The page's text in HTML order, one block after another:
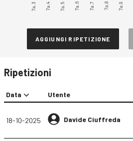
7a.3 7a.4 7a.5 7a.6 7a.7 7a.8 7a.9
AGGIUNGI RIPETIZIONE
Ripetizioni
Data Utente
18-10-2025 Davide Ciuffreda